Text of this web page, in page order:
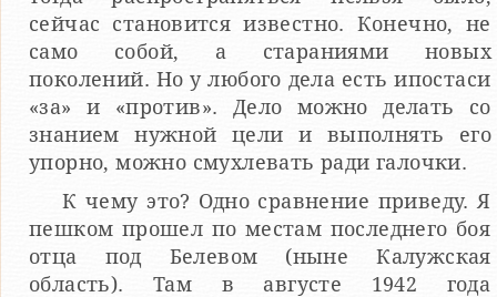
сейчас становится известно. Конечно, не
само собой, а стараниями новых
поколений. Но у любого дела есть ипостаси
«за» и «против». Дело можно делать со
знанием нужной цели и выполнять его
упорно, можно смухлевать ради галочки.
К чему это? Одно сравнение приведу. Я
пешком прошел по местам последнего боя
отца под Белевом (ныне Калужская
область). Там в августе 1942 года